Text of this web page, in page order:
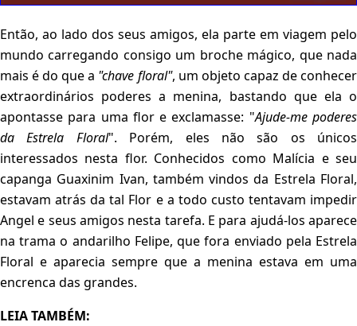
Então, ao lado dos seus amigos, ela parte em viagem pelo
mundo carregando consigo um broche mágico, que nada
mais é do que a "chave floral", um objeto capaz de conhecer
extraordinários poderes a menina, bastando que ela o
apontasse para uma flor e exclamasse: "Ajude-me poderes
da Estrela Floral". Porém, eles não são os únicos
interessados nesta flor. Conhecidos como Malícia e seu
capanga Guaxinim Ivan, também vindos da Estrela Floral,
estavam atrás da tal Flor e a todo custo tentavam impedir
Angel e seus amigos nesta tarefa. E para ajudá-los aparece
na trama o andarilho Felipe, que fora enviado pela Estrela
Floral e aparecia sempre que a menina estava em uma
encrenca das grandes.
LEIA TAMBÉM: